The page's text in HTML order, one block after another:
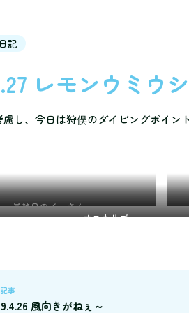
記
レモンウミウシ
し、今日は狩俣のダイビングポイン
最終日のイーさん
オニカサゴ
事
風向きがねぇ～